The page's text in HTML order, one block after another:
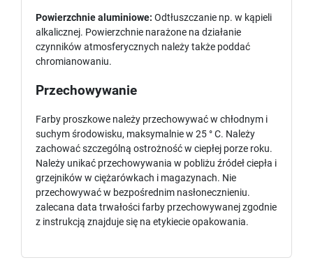
Powierzchnie aluminiowe: Odtłuszczanie np. w kąpieli
alkalicznej. Powierzchnie narażone na działanie
czynników atmosferycznych należy także poddać
chromianowaniu.
Przechowywanie
Farby proszkowe należy przechowywać w chłodnym i
suchym środowisku, maksymalnie w 25 ° C. Należy
zachować szczególną ostrożność w ciepłej porze roku.
Należy unikać przechowywania w pobliżu źródeł ciepła i
grzejników w ciężarówkach i magazynach. Nie
przechowywać w bezpośrednim nasłonecznieniu.
zalecana data trwałości farby przechowywanej zgodnie
z instrukcją znajduje się na etykiecie opakowania.